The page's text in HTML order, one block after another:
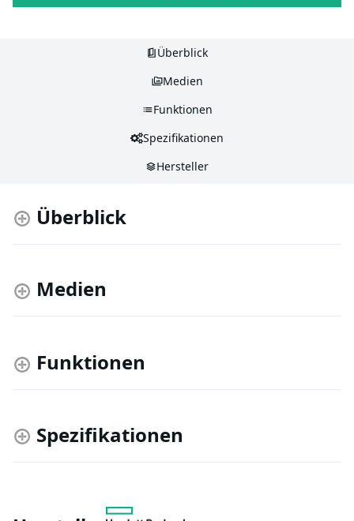
Überblick
Medien
Funktionen
Spezifikationen
Hersteller
Überblick
Medien
Funktionen
Spezifikationen